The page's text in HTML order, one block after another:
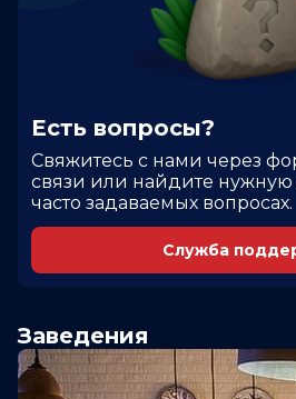
Есть вопросы?
Cвяжитесь с нами через
связи или найдите
часто задаваемых вопросах.
Служба
Заведения